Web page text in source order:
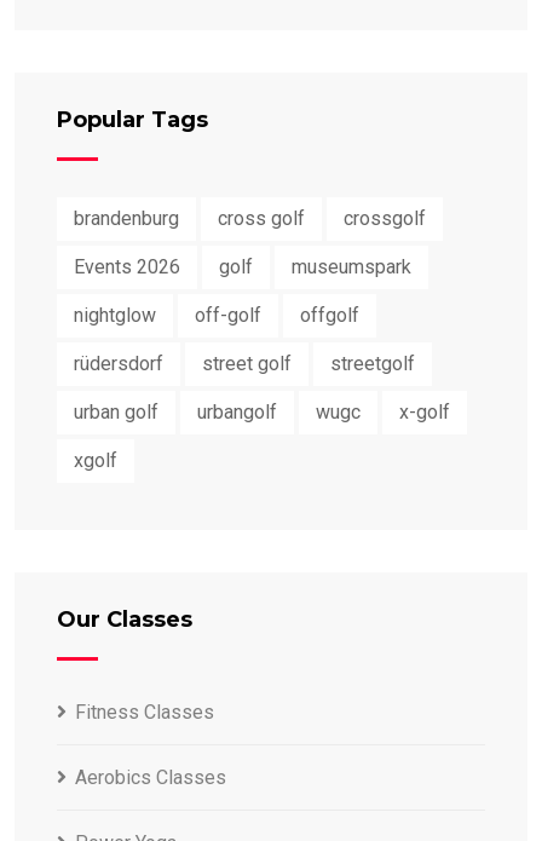
Popular Tags
brandenburg cross golf crossgolf
Events 2026 golf museumspark
nightglow off-golf offgolf
rüdersdorf street golf streetgolf
urban golf urbangolf wugc x-golf
xgolf
Our Classes
Fitness Classes
Aerobics Classes